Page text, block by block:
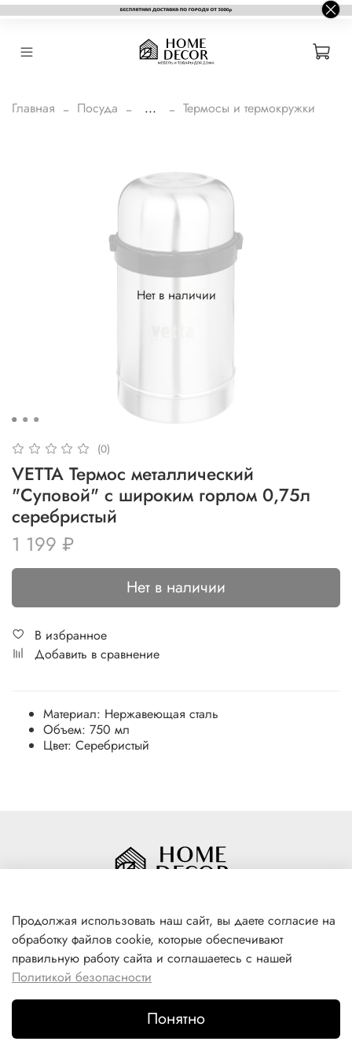
Главная Посуда ... Термосы и термокружки
Нет в наличии
(0)
VETTA Термос металлический
"Суповой" с широким горлом 0,75л
серебристый
1 199 ₽
Нет в наличии
В избранное
Добавить в сравнение
Материал: Нержавеющая сталь
Объем: 750 мл
Цвет: Серебристый
+7(996) 316 00 81
г. Якутск, ул. Лермонтова 102
Продолжая использовать наш сайт, вы даете согласие на
обработку файлов cookie, которые обеспечивают
правильную работу сайта и соглашаетесь с нашей
Политикой безопасности
Понятно